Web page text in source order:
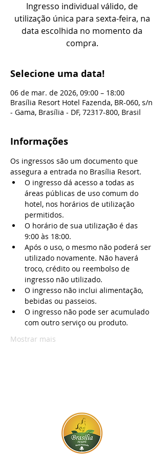
Ingresso individual válido, de
utilização única para sexta-feira, na
data escolhida no momento da
compra.
Selecione uma data!
06 de mar. de 2026, 09:00 – 18:00
Brasília Resort Hotel Fazenda, BR-060, s/n
- Gama, Brasília - DF, 72317-800, Brasil
Informações
Os ingressos são um documento que
assegura a entrada no Brasília Resort.
O ingresso dá acesso a todas as
áreas públicas de uso comum do
hotel, nos horários de utilização
permitidos.
O horário de sua utilização é das
9:00 às 18:00.
Após o uso, o mesmo não poderá ser
utilizado novamente. Não haverá
troco, crédito ou reembolso de
ingresso não utilizado.
O ingresso não inclui alimentação,
bebidas ou passeios.
O ingresso não pode ser acumulado
com outro serviço ou produto.
Mostrar mais